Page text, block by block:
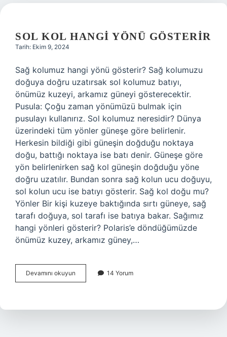
SOL KOL HANGI YÖNÜ GÖSTERIR
Tarih: Ekim 9, 2024
Sağ kolumuz hangi yönü gösterir? Sağ kolumuzu
doğuya doğru uzatırsak sol kolumuz batıyı,
önümüz kuzeyi, arkamız güneyi gösterecektir.
Pusula: Çoğu zaman yönümüzü bulmak için
pusulayı kullanırız. Sol kolumuz neresidir? Dünya
üzerindeki tüm yönler güneşe göre belirlenir.
Herkesin bildiği gibi güneşin doğduğu noktaya
doğu, battığı noktaya ise batı denir. Güneşe göre
yön belirlenirken sağ kol güneşin doğduğu yöne
doğru uzatılır. Bundan sonra sağ kolun ucu doğuyu,
sol kolun ucu ise batıyı gösterir. Sağ kol doğu mu?
Yönler Bir kişi kuzeye baktığında sırtı güneye, sağ
tarafı doğuya, sol tarafı ise batıya bakar. Sağımız
hangi yönleri gösterir? Polaris’e döndüğümüzde
önümüz kuzey, arkamız güney,…
Devamını okuyun
Kol
Gösterir
14 Yorum